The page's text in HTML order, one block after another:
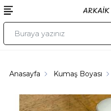
Anasayfa Kumaş Boyası